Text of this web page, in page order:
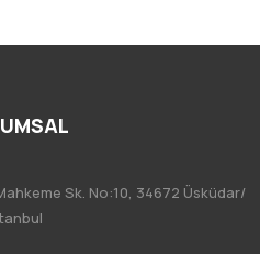
Sk. No:10, 34672 Üsküdar/